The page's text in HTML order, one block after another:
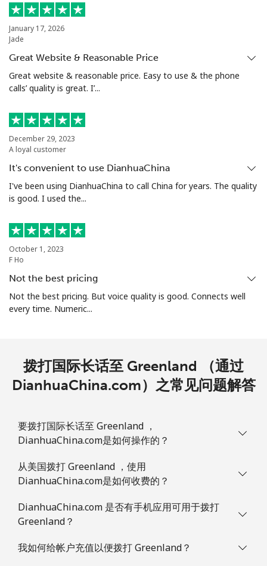
座机
手机
Grenada
手机
Guadeloupe
座机
手机
⁦$5⁩
座机 ⁦19.9¢⁩ 25 分钟最少 ⁦$5⁩ -
23 分钟最少 ⁦$5⁩ ⁦11¢⁩
Guinea
手机 ⁦53.5¢⁩ 9 分钟最少 ⁦$5⁩
Guinea Bissau
座机 ⁦76.9¢⁩ 6 分钟最少 ⁦$5⁩
January 17, 2026
Jade
Great Website & Reasonable Price
Great website & reasonable price. Easy to use & the phone
calls’ quality is great. I’...
December 29, 2023
A loyal customer
It's convenient to use DianhuaChina
I've been using DianhuaChina to call China for years. The quality
is good. I used the...
October 1, 2023
F Ho
Not the best pricing
Not the best pricing. But voice quality is good. Connects well
every time. Numeric...
拨打国际长话至 Greenland （通过
DianhuaChina.com）之常见问题解答
要拨打国际长话至 Greenland ，
DianhuaChina.com是如何操作的？
从美国拨打 Greenland ，使用
DianhuaChina.com是如何收费的？
DianhuaChina.com 是否有手机应用可用于拨打
Greenland？
我如何给帐户充值以便拨打 Greenland？